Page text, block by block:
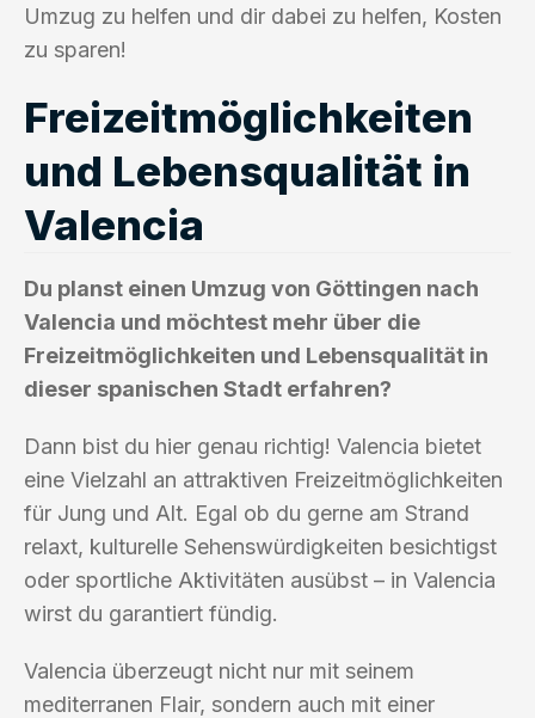
Umzug zu helfen und dir dabei zu helfen, Kosten
zu sparen!
Freizeitmöglichkeiten
und Lebensqualität in
Valencia
Du planst einen Umzug von Göttingen nach
Valencia und möchtest mehr über die
Freizeitmöglichkeiten und Lebensqualität in
dieser spanischen Stadt erfahren?
Dann bist du hier genau richtig! Valencia bietet
eine Vielzahl an attraktiven Freizeitmöglichkeiten
für Jung und Alt. Egal ob du gerne am Strand
relaxt, kulturelle Sehenswürdigkeiten besichtigst
oder sportliche Aktivitäten ausübst – in Valencia
wirst du garantiert fündig.
Valencia überzeugt nicht nur mit seinem
mediterranen Flair, sondern auch mit einer